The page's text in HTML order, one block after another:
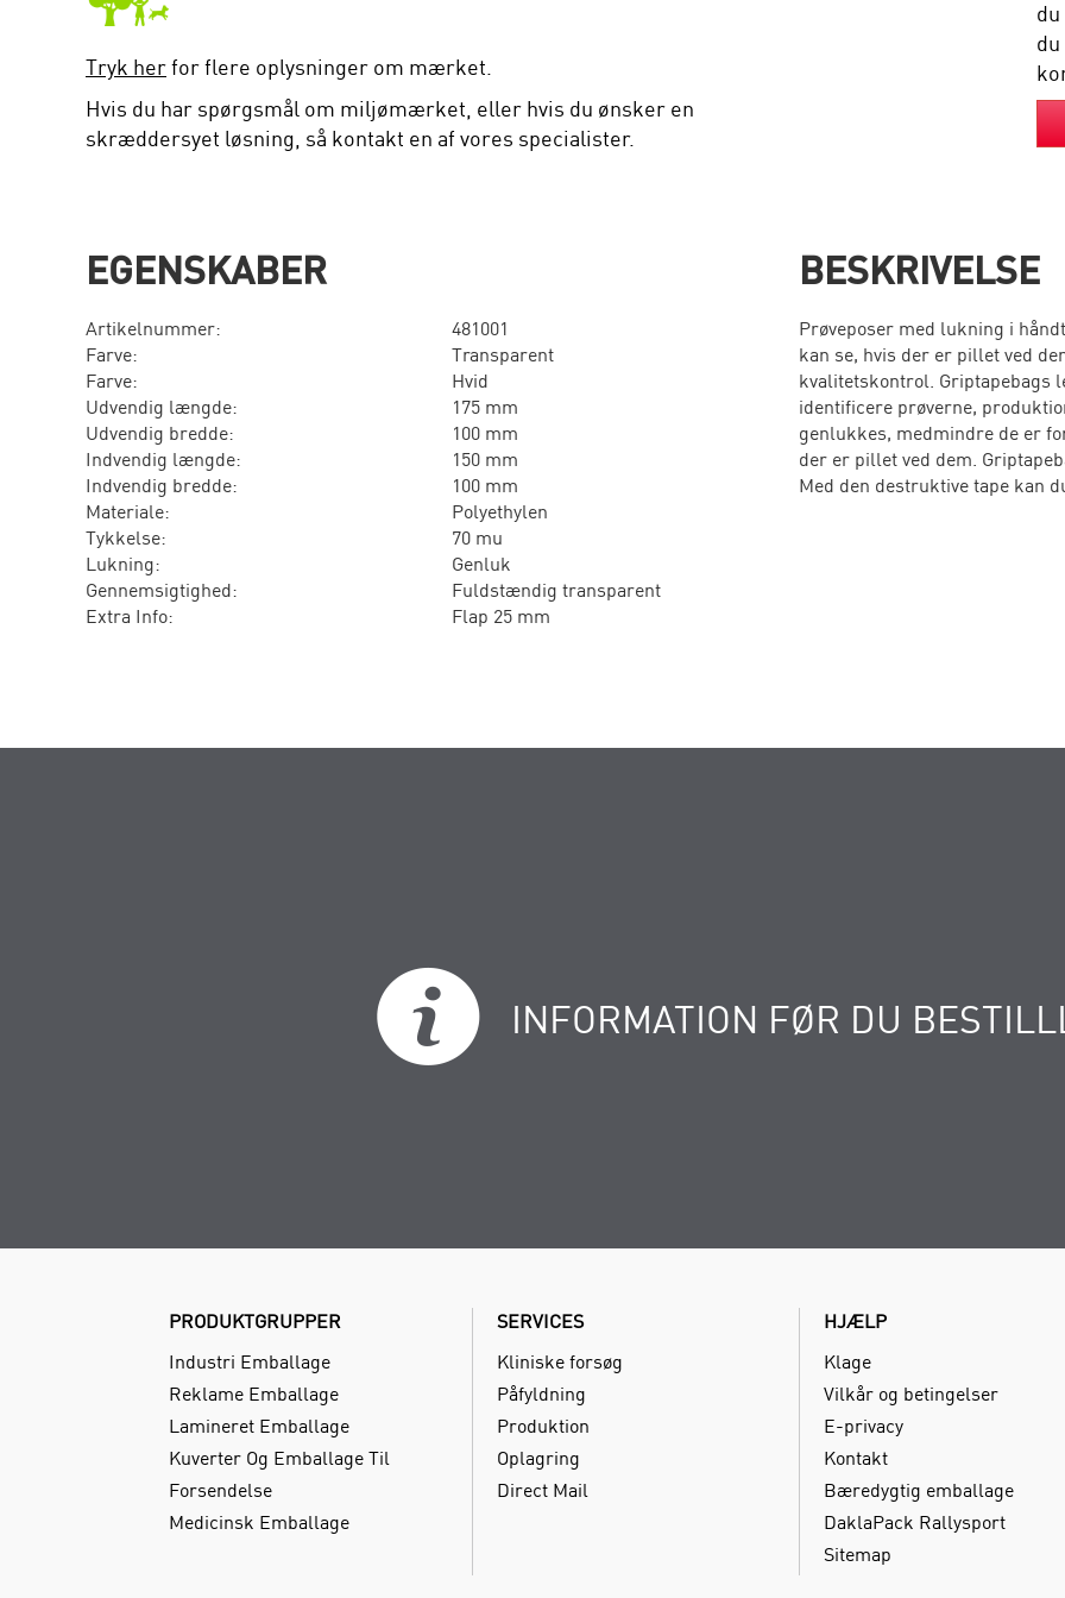
Tryk herfor flere oplysninger om mærket.
Hvis du har spørgsmål om miljømærket, eller hvis du ønsker en
skræddersyet løsning, så kontakt en af vores specialister.
EGENSKABER
Artikelnummer:
481001
Farve:
Transparent
Farve:
Hvid
Udvendig længde:
175 mm
Udvendig bredde:
100 mm
Indvendig længde:
150 mm
Indvendig bredde:
100 mm
Materiale:
Polyethylen
Tykkelse:
70 mu
Lukning:
Genluk
Gennemsigtighed:
Fuldstændig transparent
Extra Info:
Flap 25 mm
BESKRIVELSE
Prøveposer med lukning i
kan se, hvis der er pillet ved
kvalitetskontrol. Griptapebags
identificere prøverne,
genlukkes, medmindre de er
der er pillet ved dem.
Med den destruktive tape kan
INFORMATION FØR DU
PRODUKTGRUPPER
Industri Emballage
Reklame Emballage
Lamineret Emballage
Kuverter Og Emballage Til
Forsendelse
Medicinsk Emballage
SERVICES
Kliniske forsøg
Påfyldning
Produktion
Oplagring
Direct Mail
HJÆLP
Klage
Vilkår og betingelser
E-privacy
Kontakt
Bæredygtig emballage
DaklaPack Rallysport
Sitemap